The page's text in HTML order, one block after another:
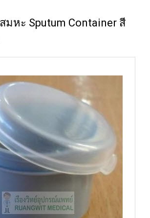
มหะ Sputum Container สี